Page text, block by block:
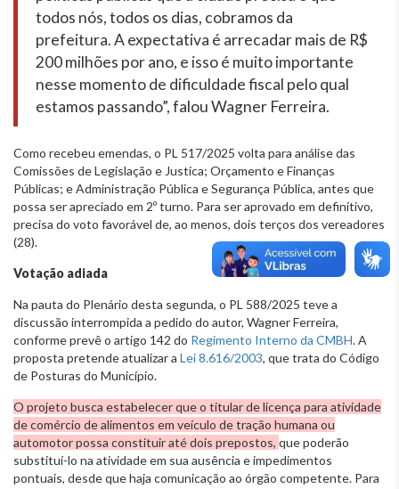
todos nós, todos os dias, cobramos da
prefeitura. A expectativa é arrecadar mais de R$
200 milhões por ano, e isso é muito importante
nesse momento de dificuldade fiscal pelo qual
estamos passando”, falou Wagner Ferreira.
Como recebeu emendas, o PL 517/2025 volta para análise das
Comissões de Legislação e Justica; Orçamento e Finanças
Públicas; e Administração Pública e Segurança Pública, antes que
possa ser apreciado em 2º turno. Para ser aprovado em definitivo,
precisa do voto favorável de, ao menos, dois terços dos vereadores
(28).
Votação adiada
Na pauta do Plenário desta segunda, o PL 588/2025 teve a
discussão interrompida a pedido do autor, Wagner Ferreira,
conforme prevê o artigo 142 do Regimento Interno da CMBH. A
proposta pretende atualizar a Lei 8.616/2003, que trata do Código
de Posturas do Município.
O projeto busca estabelecer que o titular de licença para atividade
de comércio de alimentos em veículo de tração humana ou
automotor possa constituir até dois prepostos, que poderão
substituí-lo na atividade em sua ausência e impedimentos
pontuais, desde que haja comunicação ao órgão competente. Para